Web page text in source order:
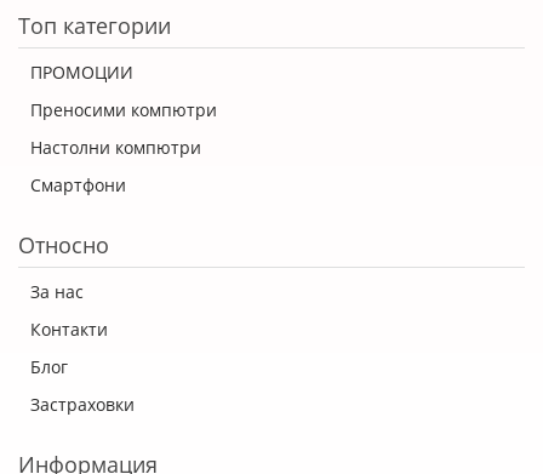
Топ категории
ПРОМОЦИИ
Преносими компютри
Настолни компютри
Смартфони
Относно
За нас
Контакти
Блог
Застраховки
Информация